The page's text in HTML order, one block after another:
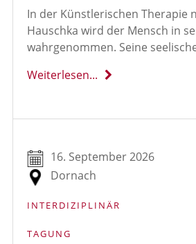
In der Künstlerischen Therapie
Hauschka wird der Mensch in
wahrgenommen. Seine
Weiterlesen...
16. September 2026
Dornach
INTERDIZIPLINÄR
TAGUNG